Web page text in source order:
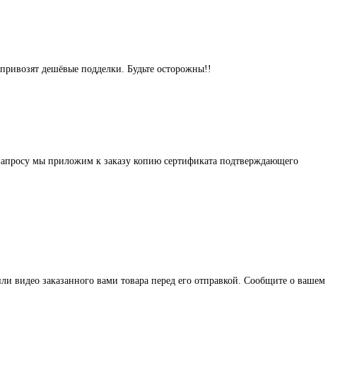
дешёвые подделки. Будьте осторожны!!
мы приложим к заказу копию сертификата подтверждающего
видео заказанного вами товара перед его отправкой. Сообщите о вашем